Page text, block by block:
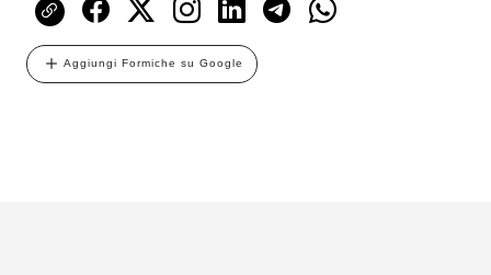
Aggiungi Formiche su Google